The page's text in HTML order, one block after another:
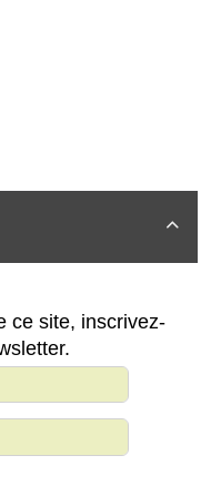

ce site, inscrivez-